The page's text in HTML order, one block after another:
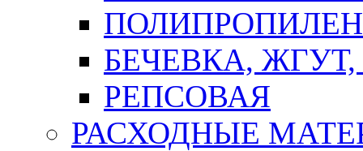
БЕЧЕВКА,
РЕПСОВАЯ
РАСХОДНЫЕ